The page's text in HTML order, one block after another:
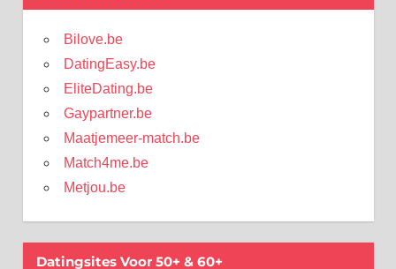
Bilove.be
DatingEasy.be
EliteDating.be
Gaypartner.be
Maatjemeer-match.be
Match4me.be
Metjou.be
Datingsites Voor 50+ & 60+